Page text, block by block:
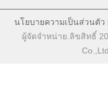
นโยบายความเป็นส่วนตัว
ผู้จัดจําหน่าย.ลิขสิทธิ์